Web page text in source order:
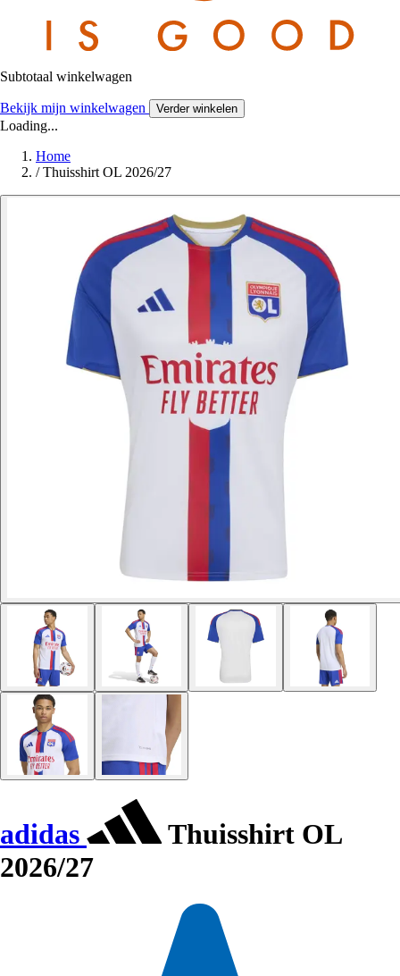
Subtotaal winkelwagen
Bekijk mijn winkelwagen Verder winkelen
Loading...
Home
/ Thuisshirt OL 2026/27
adidas
Thuisshirt OL
2026/27